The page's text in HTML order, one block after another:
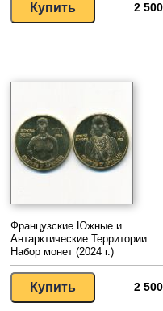
2
Французские Южные и
Антарктические Территории.
Набор монет (2024 г.)
2